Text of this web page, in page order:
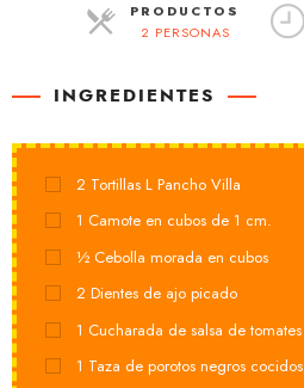
PRODUCTOS
2 PERSONAS
INGREDIENTES
2 Tortillas L Pancho Villa
1 Camote en cubos de 1 cm.
½ Cebolla morada en cubos
2 Dientes de ajo picado
1 Cucharada de salsa de tomates
1 Taza de porotos negros cocidos